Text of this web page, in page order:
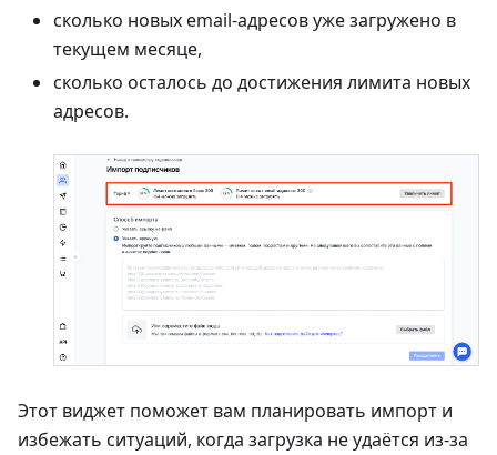
сколько новых email-адресов уже загружено в
текущем месяце,
сколько осталось до достижения лимита новых
адресов.
Этот виджет поможет вам планировать импорт и
избежать ситуаций, когда загрузка не удаётся из-за